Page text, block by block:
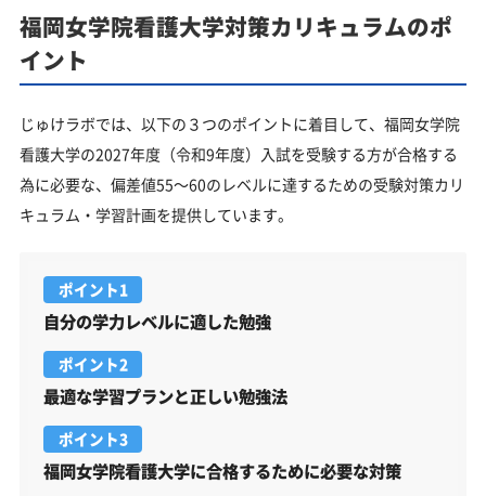
福岡女学院看護大学対策カリキュラムのポ
イント
じゅけラボでは、以下の３つのポイントに着目して、福岡女学院
看護大学の2027年度（令和9年度）入試を受験する方が合格する
為に必要な、偏差値55～60のレベルに達するための受験対策カリ
キュラム・学習計画を提供しています。
ポイント1
自分の学力レベルに適した勉強
ポイント2
最適な学習プランと正しい勉強法
ポイント3
福岡女学院看護大学に合格するために必要な対策